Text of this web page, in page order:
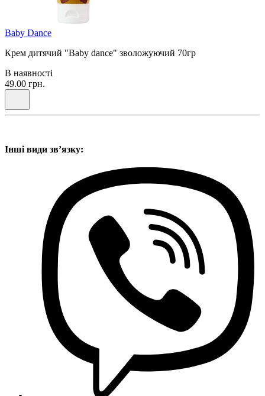
Baby Dance
Крем дитячий "Baby dance" зволожуючий 70гр
В наявності
49.00 грн.
Інші види звʼязку: